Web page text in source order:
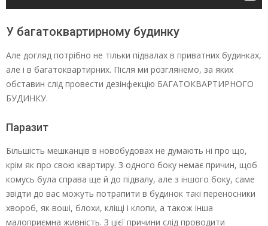
У багатоквартирному будинку
Але догляд потрібно не тільки підвалах в приватних будинках,
але і в багатоквартирних. Після ми розглянемо, за яких
обставин слід провести дезінфекцію БАГАТОКВАРТИРНОГО
БУДИНКУ.
Паразит
Більшість мешканців в новобудовах не думають ні про що,
крім як про свою квартиру. З одного боку немає причин, щоб
комусь була справа ще й до підвалу, але з іншого боку, саме
звідти до вас можуть потрапити в будинок такі переносники
хвороб, як воші, блохи, кліщі і клопи, а також інша
малоприємна живність. З цієї причини слід проводити